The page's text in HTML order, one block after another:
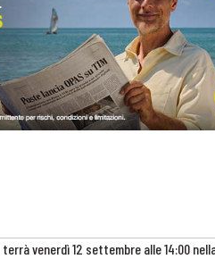
venerdì 12 settembre alle 14:00